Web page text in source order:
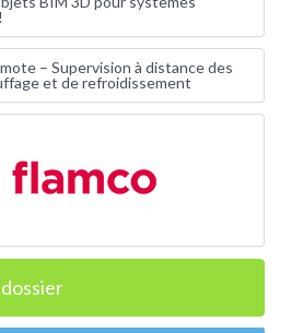
– Supervision à distance des
et de refroidissement